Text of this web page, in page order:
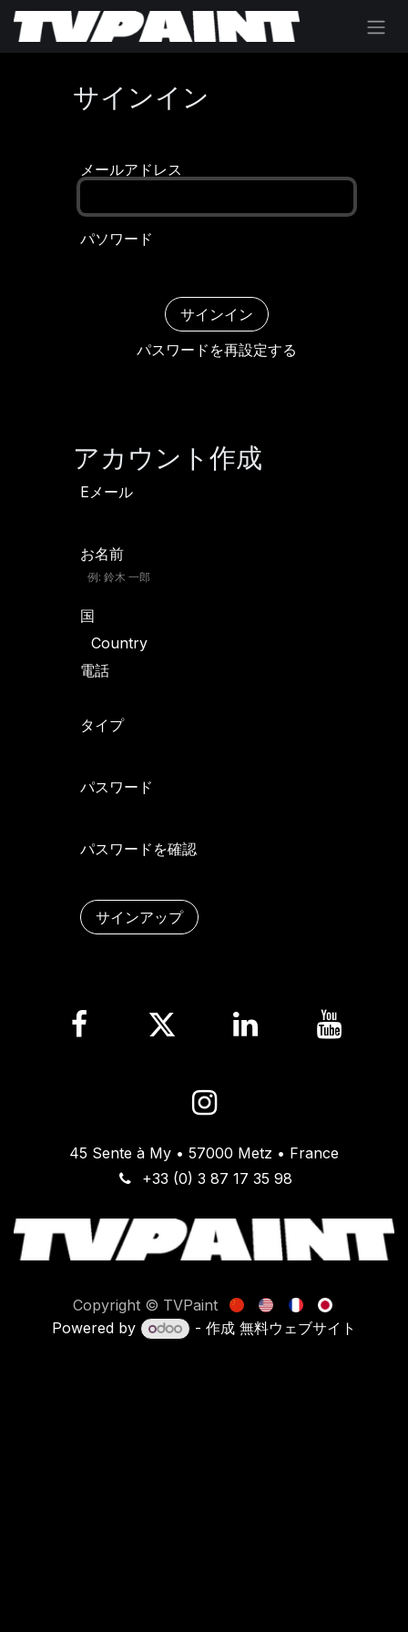
コンテンツへスキップ
サインイン
メールアドレス
パソワード
サインイン
パスワードを再設定する
アカウント作成
Eメール
お名前
国
電話
タイプ
パスワード
パスワードを確認
サインアップ
45 Sente à My • 57000 Metz • France
+33 (0) 3 87 17 35 98
Copyright © TVPaint
Powered by
- 作成 無料ウェブサイト